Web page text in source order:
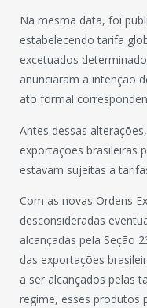
Na mesma data, foi
estabelecendo tarifa
excetuados
anunciaram a intenção
ato formal
Antes dessas
exportações brasileiras
estavam sujeitas a
Com as novas Ordens
desconsideradas
alcançadas pela Seção
das exportações
a ser alcançados pelas
regime, esses produtos